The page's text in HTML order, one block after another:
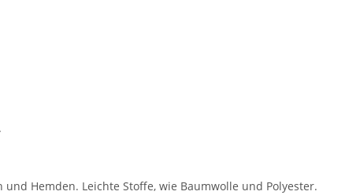
Hemden. Leichte Stoffe, wie Baumwolle und Polyester.